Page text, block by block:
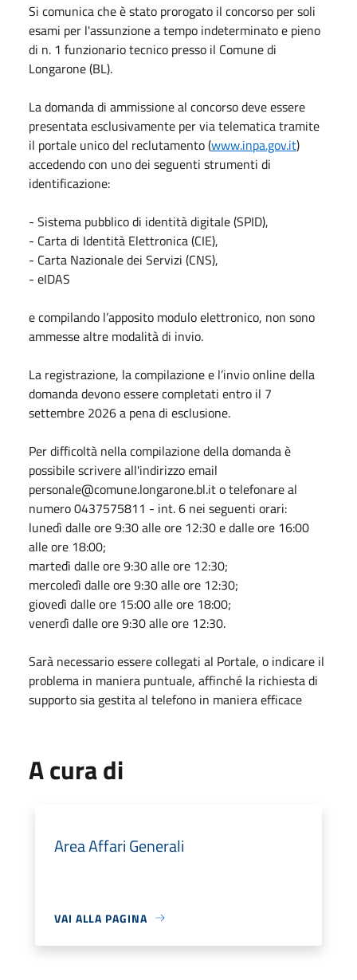
Si comunica che è stato prorogato il concorso per soli
esami per l'assunzione a tempo indeterminato e pieno
di n. 1 funzionario tecnico presso il Comune di
Longarone (BL).
La domanda di ammissione al concorso deve essere
presentata esclusivamente per via telematica tramite
il portale unico del reclutamento (www.inpa.gov.it)
accedendo con uno dei seguenti strumenti di
identificazione:
- Sistema pubblico di identità digitale (SPID),
- Carta di Identità Elettronica (CIE),
- Carta Nazionale dei Servizi (CNS),
- eIDAS
e compilando l’apposito modulo elettronico, non sono
ammesse altre modalità di invio.
La registrazione, la compilazione e l’invio online della
domanda devono essere completati entro il 7
settembre 2026 a pena di esclusione.
Per difficoltà nella compilazione della domanda è
possibile scrivere all'indirizzo email
personale@comune.longarone.bl.it o telefonare al
numero 0437575811 - int. 6 nei seguenti orari:
lunedì dalle ore 9:30 alle ore 12:30 e dalle ore 16:00
alle ore 18:00;
martedì dalle ore 9:30 alle ore 12:30;
mercoledì dalle ore 9:30 alle ore 12:30;
giovedì dalle ore 15:00 alle ore 18:00;
venerdì dalle ore 9:30 alle ore 12:30.
Sarà necessario essere collegati al Portale, o indicare il
problema in maniera puntuale, affinché la richiesta di
supporto sia gestita al telefono in maniera efficace
A cura di
Area Affari Generali
VAI ALLA PAGINA